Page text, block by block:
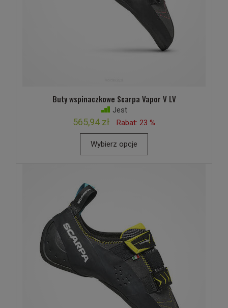
Buty wspinaczkowe Scarpa Vapor V LV
Jest
565,94 zł Rabat: 23 %
Wybierz opcje